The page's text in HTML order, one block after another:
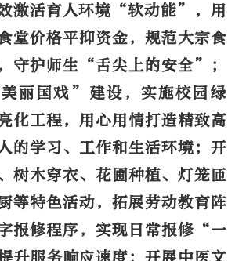
激活育人环境“软动能”， 用
堂价格平抑资金，规范大宗食
守护师生“舌尖上的安全”；
丽国戏”建设，实施校园绿
化工程，用心用情打造精致高
的学习、工作和生活环境；开
树木穿衣、花圃种植、灯笼匝
等特色活动，拓展劳动教育阵
报修程序，实现日常报修“一
升服务响应速度；开展中医文